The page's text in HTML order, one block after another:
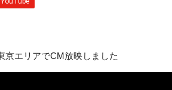
京エリアでCM放映しました